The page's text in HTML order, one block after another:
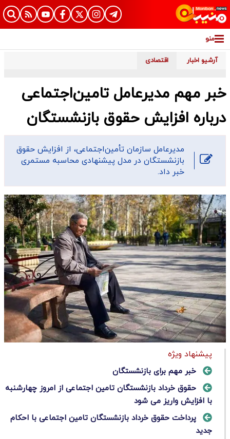
منو
آرشیو اخبار اقتصادی
خبر مهم مدیرعامل تامین‌اجتماعی
درباره افزایش حقوق بازنشستگان
مدیرعامل سازمان تأمین‌اجتماعی، از افزایش حقوق
بازنشستگان در مدل پیشنهادی محاسبه مستمری
خبر داد.
پیشنهاد ویژه
خبر مهم برای بازنشستگان
حقوق خرداد بازنشستگان تامین اجتماعی از امروز چهارشنبه
با افزایش واریز می شود
پرداخت حقوق خرداد بازنشستگان تامین اجتماعی با احکام
جدید